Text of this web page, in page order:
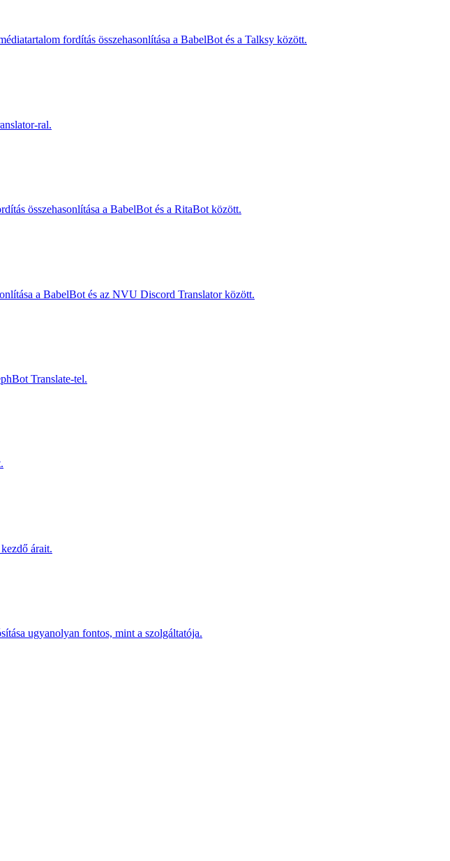
fordítás összehasonlítása a BabelBot és a Talksy között.
ral.
összehasonlítása a BabelBot és a RitaBot között.
a BabelBot és az NVU Discord Translator között.
Translate-tel.
árait.
ugyanolyan fontos, mint a szolgáltatója.